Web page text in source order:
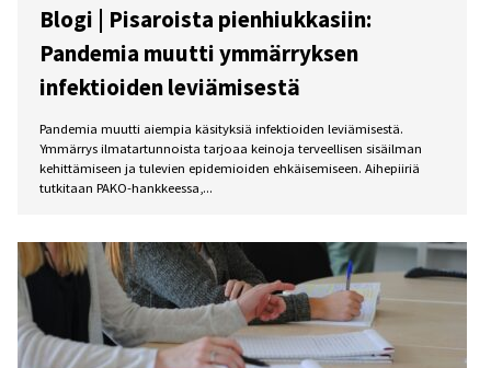
Blogi | Pisaroista pienhiukkasiin:
Pandemia muutti ymmärryksen
infektioiden leviämisestä
Pandemia muutti aiempia käsityksiä infektioiden leviämisestä.
Ymmärrys ilmatartunnoista tarjoaa keinoja terveellisen sisäilman
kehittämiseen ja tulevien epidemioiden ehkäisemiseen. Aihepiiriä
tutkitaan PAKO-hankkeessa,...